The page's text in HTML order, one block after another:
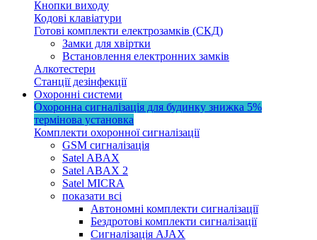
Кнопки виходу
Кодові клавіатури
Готові комплекти електрозамків (СКД)
Замки для хвіртки
Встановлення електронних замків
Алкотестери
Станції дезінфекції
Охоронні системи
Охоронна сигналізація для будинку знижка 5%
термінова установка
Комплекти охоронної сигналізації
GSM сигналізація
Satel ABAX
Satel ABAX 2
Satel MICRA
показати всі
Автономні комплекти сигналізації
Бездротові комплекти сигналізації
Сигналізація AJAX